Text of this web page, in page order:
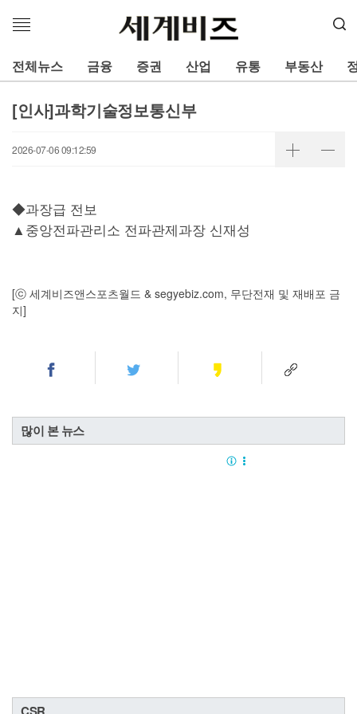
메
열
기
전체뉴스 금융 증권 산업 유통 부동산
[인사]과학기술정보통신부
2026-07-06 09:12:59
◆과장급 전보
▲중앙전파관리소 전파관제과장 신재성
[ⓒ 세계비즈앤스포츠월드 & segyebiz.com, 무단전재 및 재배포 금
지]
많이 본 뉴스